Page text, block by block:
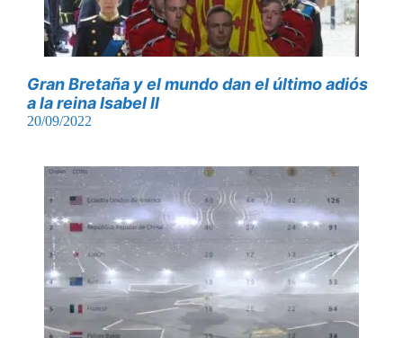
Gran Bretaña y el mundo dan el último adiós
a la reina Isabel II
20/09/2022